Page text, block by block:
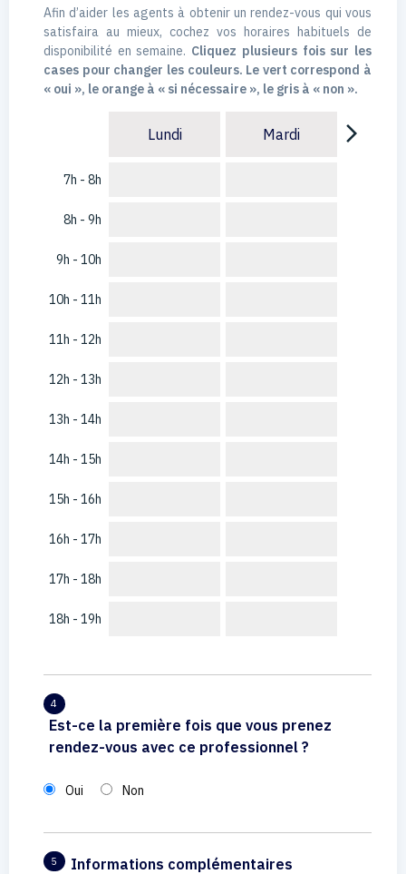
Afin d’aider les agents à obtenir un rendez-vous qui vous
satisfaira au mieux, cochez vos horaires habituels de
disponibilité en semaine. Cliquez plusieurs fois sur les
cases pour changer les couleurs. Le vert correspond à
« oui », le orange à « si nécessaire », le gris à « non ».
7h - 8h
8h - 9h
9h - 10h
10h - 11h
11h - 12h
12h - 13h
13h - 14h
14h - 15h
15h - 16h
16h - 17h
17h - 18h
18h - 19h
Lundi Mardi arrow_forward_ios
4
Est-ce la première fois que vous prenez
rendez-vous avec ce professionnel ?
Oui Non
5 Informations complémentaires